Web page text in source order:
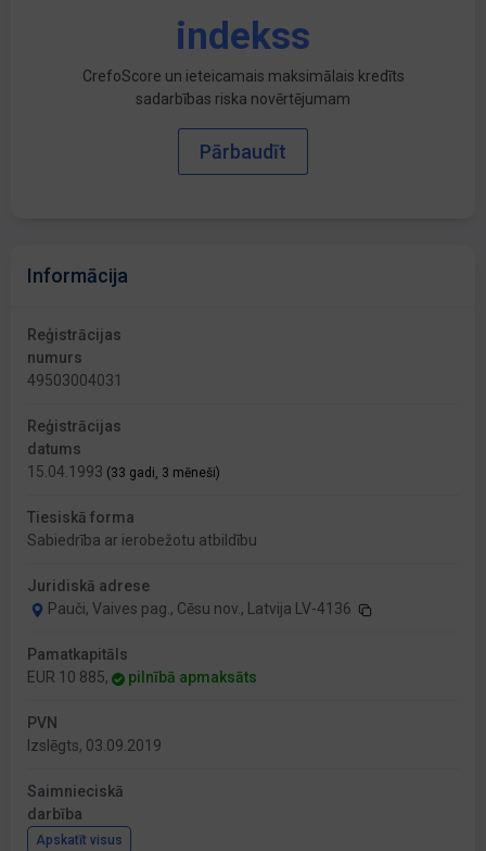
indekss
CrefoScore un ieteicamais maksimālais kredīts
sadarbības riska novērtējumam
Pārbaudīt
Informācija
Reģistrācijas
numurs
49503004031
Reģistrācijas
datums
15.04.1993 (33 gadi, 3 mēneši)
Tiesiskā forma
Sabiedrība ar ierobežotu atbildību
Juridiskā adrese
Pauči, Vaives pag., Cēsu nov., Latvija LV-4136
Pamatkapitāls
EUR 10 885,
pilnībā apmaksāts
PVN
Izslēgts, 03.09.2019
Saimnieciskā
darbība
Apskatīt visus